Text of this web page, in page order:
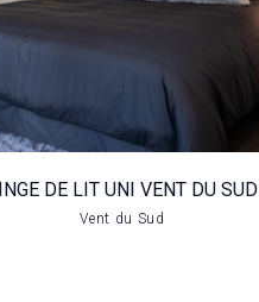
DE LIT UNI VENT DU SUD
Vent du Sud